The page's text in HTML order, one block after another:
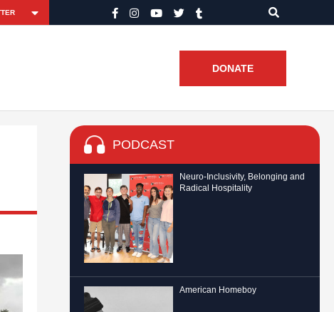
DONATE
PODCAST
Neuro-Inclusivity, Belonging and
Radical Hospitality
American Homeboy